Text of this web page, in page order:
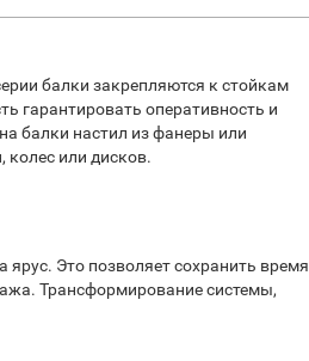
балки закрепляются к стойкам
гарантировать оперативность и
балки настил из фанеры или
колес или дисков.
Это позволяет сохранить время
Трансформирование системы,